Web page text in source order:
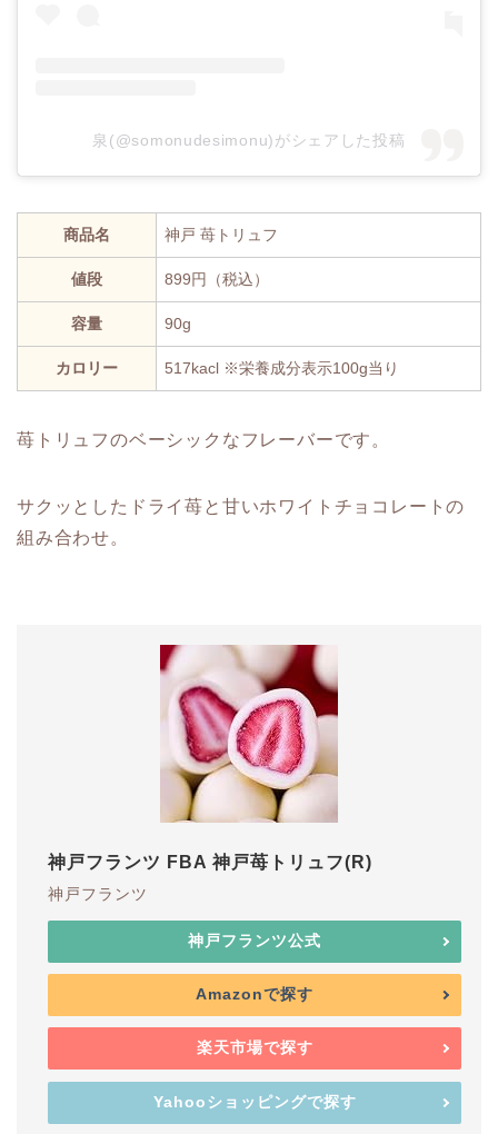
泉(@somonudesimonu)がシェアした投稿
商品名 神戸 苺トリュフ
値段 899円（税込）
容量 90g
カロリー 517kacl ※栄養成分表示100g当り
苺トリュフのベーシックなフレーバーです。
サクッとしたドライ苺と甘いホワイトチョコレートの
組み合わせ。
神戸フランツ FBA 神戸苺トリュフ(R)
神戸フランツ
神戸フランツ公式
Amazonで探す
楽天市場で探す
Yahooショッピングで探す